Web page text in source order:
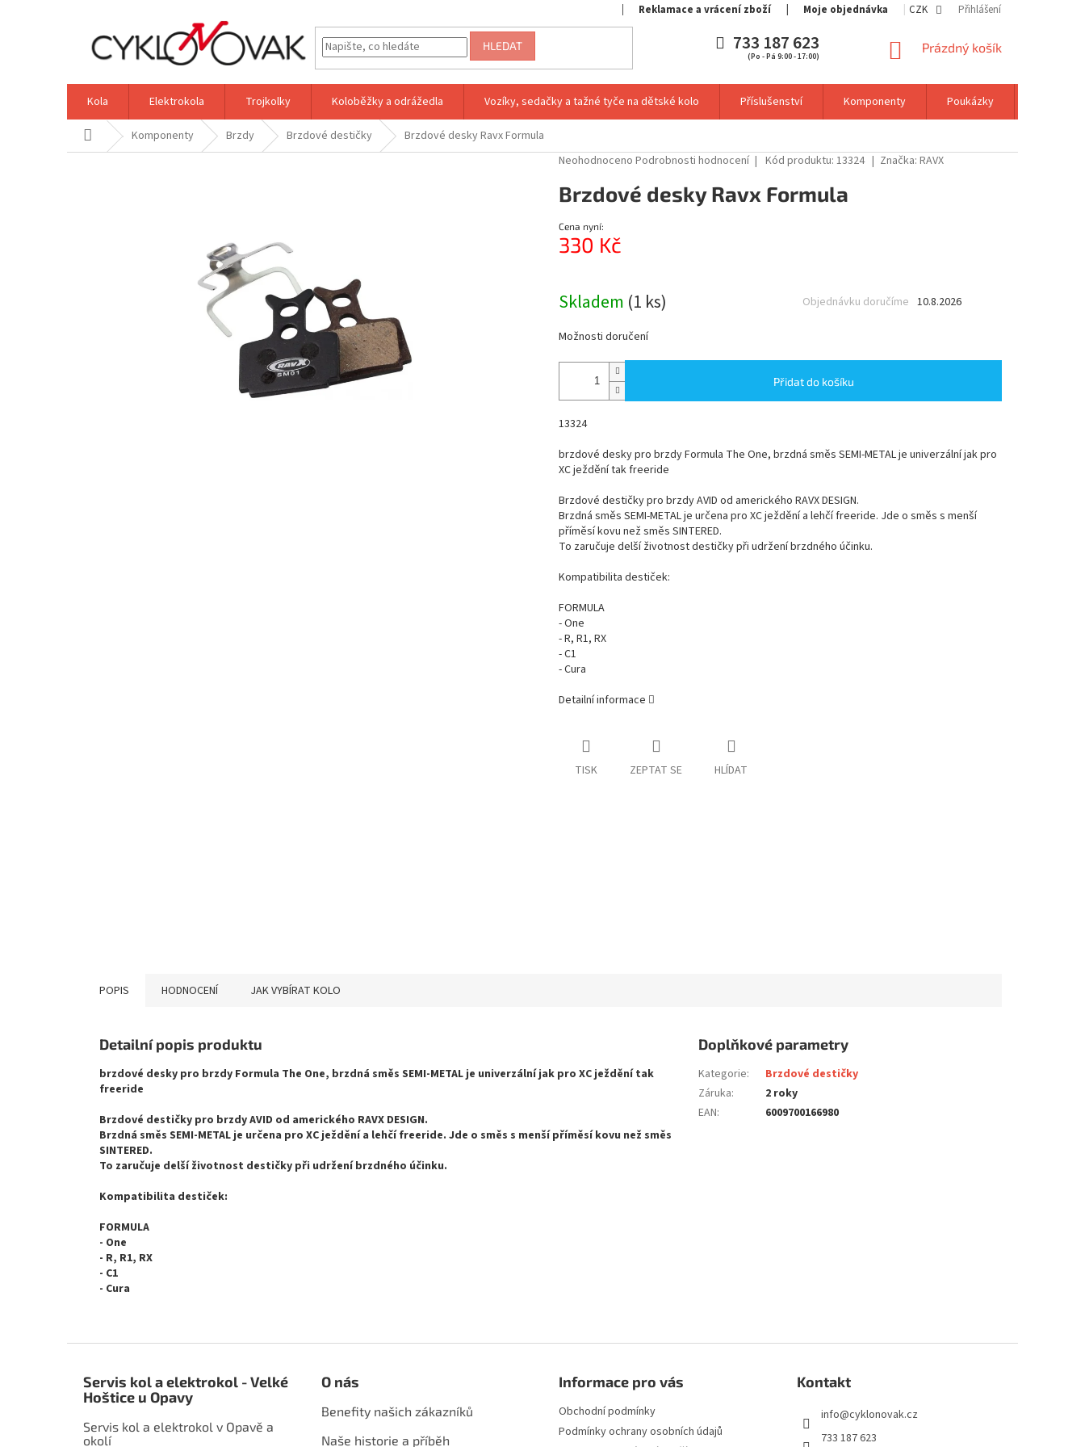
Reklamace a vrácení zboží Moje objednávka CZK Přihlášení
HLEDAT 733 187 623
(Po - Pá 9:00 - 17:00)
NÁKUPNÍ
Prázdný košík
Kola Elektrokola Trojkolky Koloběžky a odrážedla Vozíky, sedačky a tažné tyče na dětské kolo Příslušenství Komponenty Poukázky
Domů Komponenty Brzdy Brzdové destičky
Brzdové desky Ravx Formula
Průměrné
produktu
je
0,0
z
5
Neohodnoceno Podrobnosti hodnocení Kód produktu: 13324 Značka:RAVX
Brzdové desky Ravx Formula
Cena nyní:
330 Kč
Skladem (1 ks) 10.8.2026
Objednávku doručíme
Možnosti doručení
Přidat do košíku
13324
brzdové desky pro brzdy Formula The One, brzdná směs SEMI-METAL je univerzální jak pro
XC ježdění tak freeride
Brzdové destičky pro brzdy AVID od amerického RAVX DESIGN.
Brzdná směs SEMI-METAL je určena pro XC ježdění a lehčí freeride. Jde o směs s menší
příměsí kovu než směs SINTERED.
To zaručuje delší životnost destičky při udržení brzdného účinku.
Kompatibilita destiček:
FORMULA
- One
- R, R1, RX
- C1
- Cura
Detailní informace
TISK ZEPTAT SE HLÍDAT
POPIS HODNOCENÍ JAK VYBÍRAT KOLO
Detailní popis produktu
brzdové desky pro brzdy Formula The One, brzdná směs SEMI-METAL je univerzální jak pro XC ježdění tak
freeride
Brzdové destičky pro brzdy AVID od amerického RAVX DESIGN.
Brzdná směs SEMI-METAL je určena pro XC ježdění a lehčí freeride. Jde o směs s menší příměsí kovu než směs
SINTERED.
To zaručuje delší životnost destičky při udržení brzdného účinku.
Kompatibilita destiček:
FORMULA
- One
- R, R1, RX
- C1
- Cura
Doplňkové parametry
Kategorie:
Brzdové destičky
Záruka:
2 roky
EAN: 6009700166980
Servis kol a elektrokol - Velké
Hoštice u Opavy
Servis kol a elektrokol v Opavě a
okolí
O nás
Benefity našich zákazníků
Naše historie a příběh
Informace pro vás
Obchodní podmínky
Podmínky ochrany osobních údajů
Kontakt
info@cyklonovak.cz
733 187 623